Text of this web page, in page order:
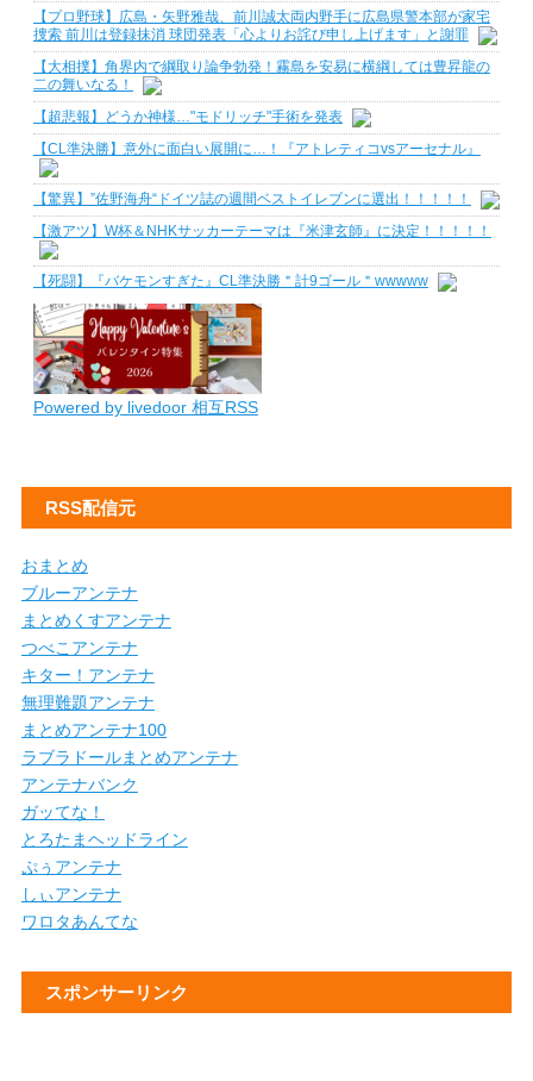
【プロ野球】広島・矢野雅哉、前川誠太両内野手に広島県警本部が家宅
捜索 前川は登録抹消 球団発表「心よりお詫び申し上げます」と謝罪
【大相撲】角界内で綱取り論争勃発！霧島を安易に横綱しては豊昇龍の
二の舞いなる！
【超悲報】どうか神様…"モドリッチ"手術を発表
【CL準決勝】意外に面白い展開に…！『アトレティコvsアーセナル』
【驚異】”佐野海舟“ドイツ誌の週間ベストイレブンに選出！！！！！
【激アツ】W杯＆NHKサッカーテーマは『米津玄師』に決定！！！！！
【死闘】『バケモンすぎた』CL準決勝＂計9ゴール＂wwwww
Powered by livedoor 相互RSS
RSS配信元
おまとめ
ブルーアンテナ
まとめくすアンテナ
つべこアンテナ
キター！アンテナ
無理難題アンテナ
まとめアンテナ100
ラブラドールまとめアンテナ
アンテナバンク
ガッてな！
とろたまヘッドライン
ぷぅアンテナ
しぃアンテナ
ワロタあんてな
スポンサーリンク